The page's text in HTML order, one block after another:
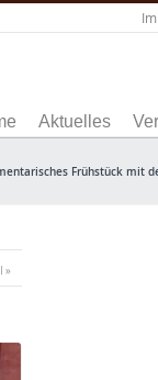
Aktuelles
Frühstück mit
»